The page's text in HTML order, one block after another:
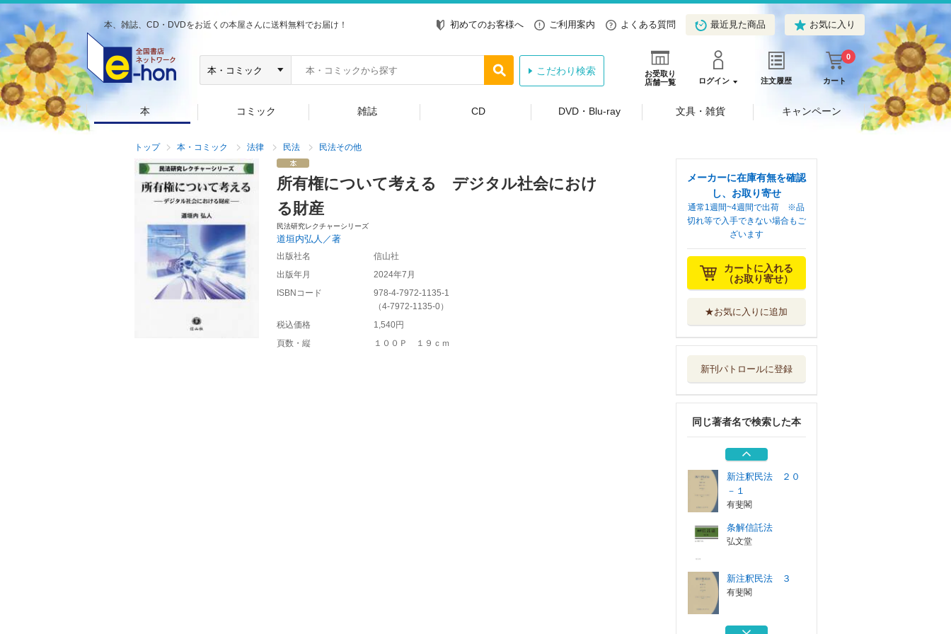
本、雑誌、CD・DVDをお近くの本屋さんに送料無料でお届け！ 初めてのお客様へ ご利用案内 よくある質問 最近見た商品 お気に入り
お受取り
店舗一覧
ログイン 注文履歴 カート
0
こだわり検索
本 コミック 雑誌 CD DVD・Blu-ray 文具・雑貨 キャンペーン
トップ 本・コミック 法律 民法 民法その他
所有権について考える デジタル社会におけ
る財産
民法研究レクチャーシリーズ
道垣内弘人／著
出版社名
信山社
出版年月
2024年7月
ISBNコード
978-4-7972-1135-1
（4-7972-1135-0）
税込価格
1,540円
頁数・縦
１００Ｐ １９ｃｍ
メーカーに在庫有無を確認
し、お取り寄せ
通常1週間~4週間で出荷 ※品
切れ等で入手できない場合もご
ざいます
カートに入れる
（お取り寄せ）
★お気に入りに追加
新刊パトロールに登録
同じ著者名で検索した本
新注釈民法 ３
有斐閣
切り拓く、創る～
商事法務
新注釈民法 １５
有斐閣
新注釈民法 ２０
－１
有斐閣
条解信託法
弘文堂
新注釈民法 ３
有斐閣
切り拓く、創る～